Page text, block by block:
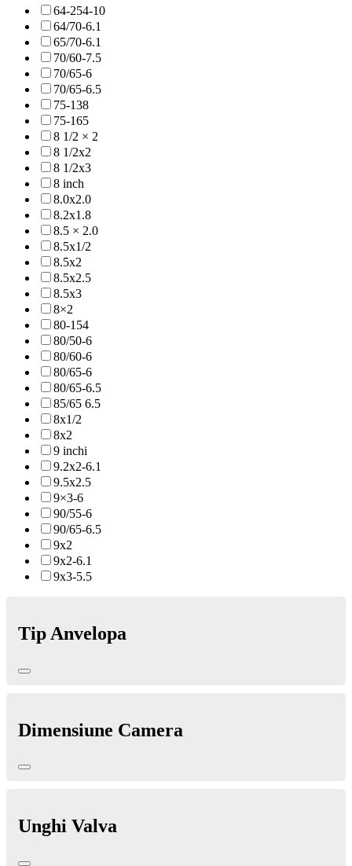
64-254-10
64/70-6.1
65/70-6.1
70/60-7.5
70/65-6
70/65-6.5
75-138
75-165
8 1/2 × 2
8 1/2x2
8 1/2x3
8 inch
8.0x2.0
8.2x1.8
8.5 × 2.0
8.5x1/2
8.5x2
8.5x2.5
8.5x3
8×2
80-154
80/50-6
80/60-6
80/65-6
80/65-6.5
85/65 6.5
8x1/2
8x2
9 inchi
9.2x2-6.1
9.5x2.5
9×3-6
90/55-6
90/65-6.5
9x2
9x2-6.1
9x3-5.5
Tip Anvelopa
Dimensiune Camera
Unghi Valva